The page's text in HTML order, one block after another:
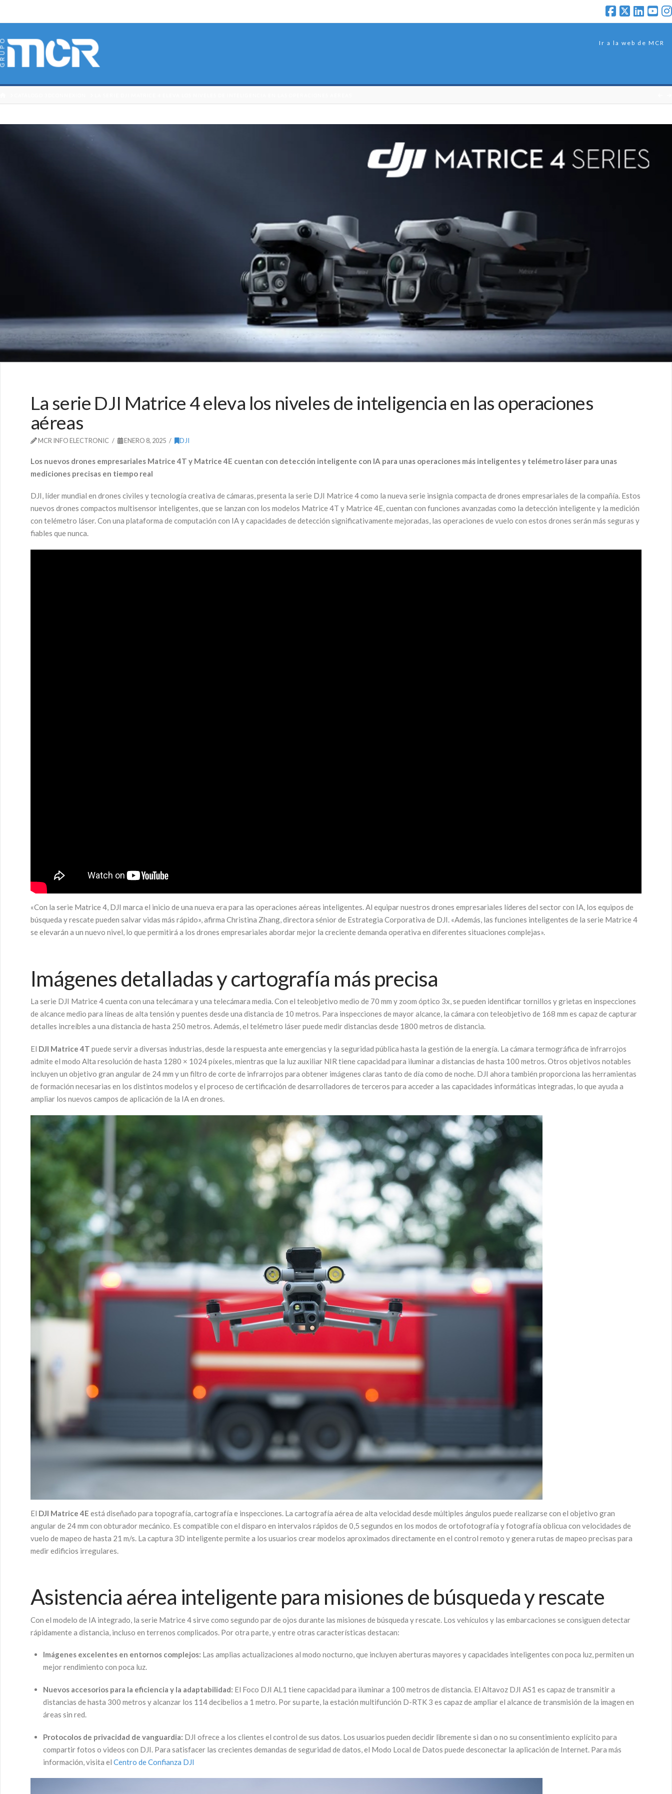
Ir a la web de MCR
La serie DJI Matrice 4 eleva los niveles de inteligencia en las operaciones
aéreas
MCR INFO ELECTRONIC ENERO 8, 2025 DJI
Los nuevos drones empresariales Matrice 4T y Matrice 4E cuentan con detección inteligente con IA para unas operaciones más inteligentes y telémetro láser para unas
mediciones precisas en tiempo real
DJI, líder mundial en drones civiles y tecnología creativa de cámaras, presenta la serie DJI Matrice 4 como la nueva serie insignia compacta de drones empresariales de la compañía. Estos
nuevos drones compactos multisensor inteligentes, que se lanzan con los modelos Matrice 4T y Matrice 4E, cuentan con funciones avanzadas como la detección inteligente y la medición
con telémetro láser. Con una plataforma de computación con IA y capacidades de detección significativamente mejoradas, las operaciones de vuelo con estos drones serán más seguras y
fiables que nunca.
«Con la serie Matrice 4, DJI marca el inicio de una nueva era para las operaciones aéreas inteligentes. Al equipar nuestros drones empresariales líderes del sector con IA, los equipos de
búsqueda y rescate pueden salvar vidas más rápido», afirma Christina Zhang, directora sénior de Estrategia Corporativa de DJI. «Además, las funciones inteligentes de la serie Matrice 4
se elevarán a un nuevo nivel, lo que permitirá a los drones empresariales abordar mejor la creciente demanda operativa en diferentes situaciones complejas».
Imágenes detalladas y cartografía más precisa
La serie DJI Matrice 4 cuenta con una telecámara y una telecámara media. Con el teleobjetivo medio de 70 mm y zoom óptico 3x, se pueden identificar tornillos y grietas en inspecciones
de alcance medio para líneas de alta tensión y puentes desde una distancia de 10 metros. Para inspecciones de mayor alcance, la cámara con teleobjetivo de 168 mm es capaz de capturar
detalles increíbles a una distancia de hasta 250 metros. Además, el telémetro láser puede medir distancias desde 1800 metros de distancia.
El DJI Matrice 4T puede servir a diversas industrias, desde la respuesta ante emergencias y la seguridad pública hasta la gestión de la energía. La cámara termográfica de infrarrojos
admite el modo Alta resolución de hasta 1280 × 1024 píxeles, mientras que la luz auxiliar NIR tiene capacidad para iluminar a distancias de hasta 100 metros. Otros objetivos notables
incluyen un objetivo gran angular de 24 mm y un filtro de corte de infrarrojos para obtener imágenes claras tanto de día como de noche. DJI ahora también proporciona las herramientas
de formación necesarias en los distintos modelos y el proceso de certificación de desarrolladores de terceros para acceder a las capacidades informáticas integradas, lo que ayuda a
ampliar los nuevos campos de aplicación de la IA en drones.
El DJI Matrice 4E está diseñado para topografía, cartografía e inspecciones. La cartografía aérea de alta velocidad desde múltiples ángulos puede realizarse con el objetivo gran
angular de 24 mm con obturador mecánico. Es compatible con el disparo en intervalos rápidos de 0,5 segundos en los modos de ortofotografía y fotografía oblicua con velocidades de
vuelo de mapeo de hasta 21 m/s. La captura 3D inteligente permite a los usuarios crear modelos aproximados directamente en el control remoto y genera rutas de mapeo precisas para
medir edificios irregulares.
Asistencia aérea inteligente para misiones de búsqueda y rescate
Con el modelo de IA integrado, la serie Matrice 4 sirve como segundo par de ojos durante las misiones de búsqueda y rescate. Los vehículos y las embarcaciones se consiguen detectar
rápidamente a distancia, incluso en terrenos complicados. Por otra parte, y entre otras características destacan:
Imágenes excelentes en entornos complejos: Las amplias actualizaciones al modo nocturno, que incluyen aberturas mayores y capacidades inteligentes con poca luz, permiten un
mejor rendimiento con poca luz.
Nuevos accesorios para la eficiencia y la adaptabilidad: El Foco DJI AL1 tiene capacidad para iluminar a 100 metros de distancia. El Altavoz DJI AS1 es capaz de transmitir a
distancias de hasta 300 metros y alcanzar los 114 decibelios a 1 metro. Por su parte, la estación multifunción D-RTK 3 es capaz de ampliar el alcance de transmisión de la imagen en
áreas sin red.
Protocolos de privacidad de vanguardia: DJI ofrece a los clientes el control de sus datos. Los usuarios pueden decidir libremente si dan o no su consentimiento explícito para
compartir fotos o videos con DJI. Para satisfacer las crecientes demandas de seguridad de datos, el Modo Local de Datos puede desconectar la aplicación de Internet. Para más
información, visita el Centro de Confianza DJI